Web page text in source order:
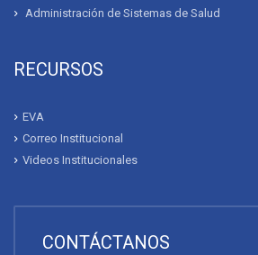
Administración de Sistemas de Salud
RECURSOS
EVA
Correo Institucional
Videos Institucionales
CONTÁCTANOS